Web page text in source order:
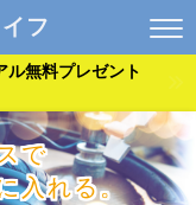
フ
無料プレゼント
で
入れる。